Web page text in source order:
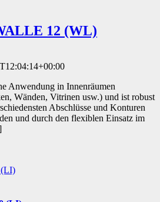
12 (WL)
Anwendung in Innenräumen
Wänden, Vitrinen usw.) und ist robust
Abschlüsse und Konturen
und durch den flexiblen Einsatz im